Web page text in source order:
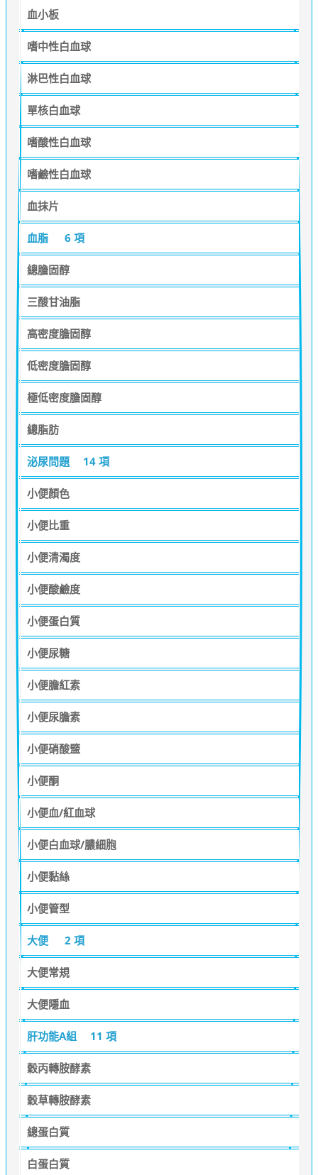
血小板
嗜中性白血球
淋巴性白血球
單核白血球
嗜酸性白血球
嗜鹼性白血球
血抹片
血脂 6 項
總膽固醇
三酸甘油脂
高密度膽固醇
低密度膽固醇
極低密度膽固醇
總脂肪
泌尿問題 14 項
小便顏色
小便比重
小便清濁度
小便酸鹼度
小便蛋白質
小便尿糖
小便膽紅素
小便尿膽素
小便硝酸盬
小便酮
小便血/紅血球
小便白血球/膿細胞
小便黏絲
小便管型
大便 2 項
大便常規
大便隱血
肝功能A組 11 項
穀丙轉胺酵素
穀草轉胺酵素
總蛋白質
白蛋白質